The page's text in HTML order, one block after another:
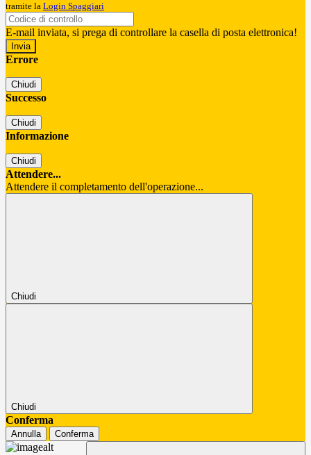
tramite la Login Spaggiari
E-mail inviata, si prega di controllare la casella di posta elettronica!
Errore
Chiudi
Successo
Chiudi
Informazione
Chiudi
Attendere...
Attendere il completamento dell'operazione...
Chiudi
Chiudi
Conferma
Annulla Conferma